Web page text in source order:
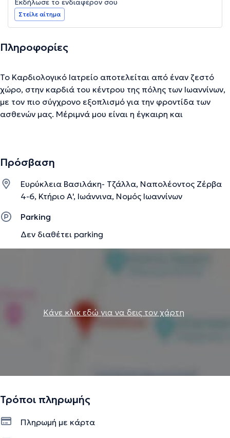
Εκδήλωσε το ενδιαφέρον σου
Στείλε αίτημα
Πληροφορίες
Το Καρδιολογικό Ιατρείο αποτελείται από έναν ζεστό
χώρο, στην καρδιά του κέντρου της πόλης των Ιωαννίνων,
με τον πιο σύγχρονο εξοπλισμό για την φροντίδα των
ασθενών μας. Μέριμνά μου είναι η έγκαιρη και
συστηματική παρακολούθησή τους. Με σοβαρή
εκπαίδευση στην καρδιολογία, είμαι στην διάθεσή σας
για την καρδιολογική σας εκτίμηση.
Την περιγραφή επιμελείται η ομάδα του doctoranytime βασισμένη σε
Πρόσβαση
Ευρύκλεια Βασιλάκη- Τζάλλα, Ναπολέοντος Ζέρβα
4-6, Κτήριο Α', Ιωάννινα, Νομός Ιωαννίνων
Parking
Δεν διαθέτει parking
Κάνε κλικ εδώ για να δεις τον χάρτη
Τρόποι πληρωμής
Πληρωμή με κάρτα